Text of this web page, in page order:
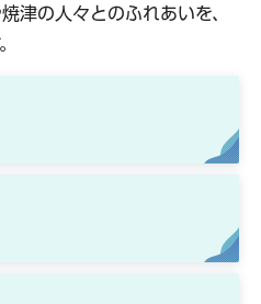
津の人々とのふれあいを、